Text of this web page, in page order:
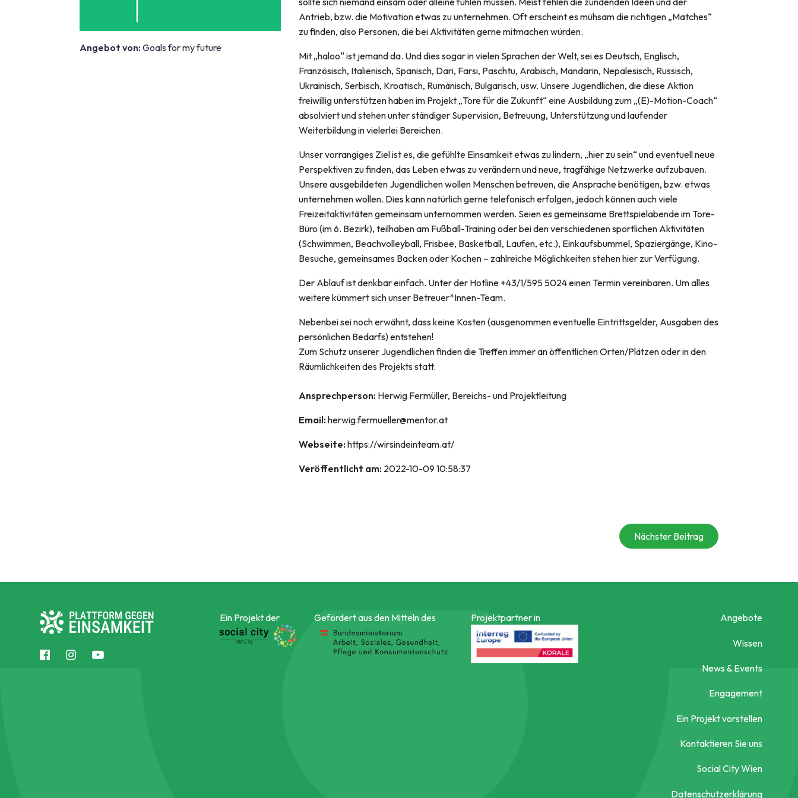
Angebot von: Goals for my future
Antrieb, bzw. die Motivation etwas zu unternehmen. Oft erscheint es mühsam die richtigen „Matches“
zu finden, also Personen, die bei Aktivitäten gerne mitmachen würden.
Mit „haloo“ ist jemand da. Und dies sogar in vielen Sprachen der Welt, sei es Deutsch, Englisch,
Französisch, Italienisch, Spanisch, Dari, Farsi, Paschtu, Arabisch, Mandarin, Nepalesisch, Russisch,
Ukrainisch, Serbisch, Kroatisch, Rumänisch, Bulgarisch, usw. Unsere Jugendlichen, die diese Aktion
freiwillig unterstützen haben im Projekt „Tore für die Zukunft“ eine Ausbildung zum „(E)-Motion-Coach“
absolviert und stehen unter ständiger Supervision, Betreuung, Unterstützung und laufender
Weiterbildung in vielerlei Bereichen.
Unser vorrangiges Ziel ist es, die gefühlte Einsamkeit etwas zu lindern, „hier zu sein“ und eventuell neue
Perspektiven zu finden, das Leben etwas zu verändern und neue, tragfähige Netzwerke aufzubauen.
Unsere ausgebildeten Jugendlichen wollen Menschen betreuen, die Ansprache benötigen, bzw. etwas
unternehmen wollen. Dies kann natürlich gerne telefonisch erfolgen, jedoch können auch viele
Freizeitaktivitäten gemeinsam unternommen werden. Seien es gemeinsame Brettspielabende im Tore-
Büro (im 6. Bezirk), teilhaben am Fußball-Training oder bei den verschiedenen sportlichen Aktivitäten
(Schwimmen, Beachvolleyball, Frisbee, Basketball, Laufen, etc.), Einkaufsbummel, Spaziergänge, Kino-
Besuche, gemeinsames Backen oder Kochen – zahlreiche Möglichkeiten stehen hier zur Verfügung.
Der Ablauf ist denkbar einfach. Unter der Hotline +43/1/595 5024 einen Termin vereinbaren. Um alles
weitere kümmert sich unser Betreuer*Innen-Team.
Nebenbei sei noch erwähnt, dass keine Kosten (ausgenommen eventuelle Eintrittsgelder, Ausgaben des
persönlichen Bedarfs) entstehen!
Zum Schutz unserer Jugendlichen finden die Treffen immer an öffentlichen Orten/Plätzen oder in den
Räumlichkeiten des Projekts statt.
Ansprechperson: Herwig Fermüller, Bereichs- und Projektleitung
Email:herwig.fermueller@mentor.at
Webseite:https://wirsindeinteam.at/
Veröffentlicht am: 2022-10-09 10:58:37
Nächster Beitrag
Ein Projekt der Gefördert aus den Mitteln des Projektpartner in Angebote
Wissen
News & Events
Engagement
Ein Projekt vorstellen
Kontaktieren Sie uns
Social City Wien
Datenschutzerklärung